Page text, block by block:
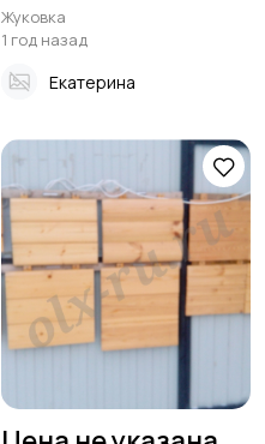
Жуковка
1 год назад
Екатерина